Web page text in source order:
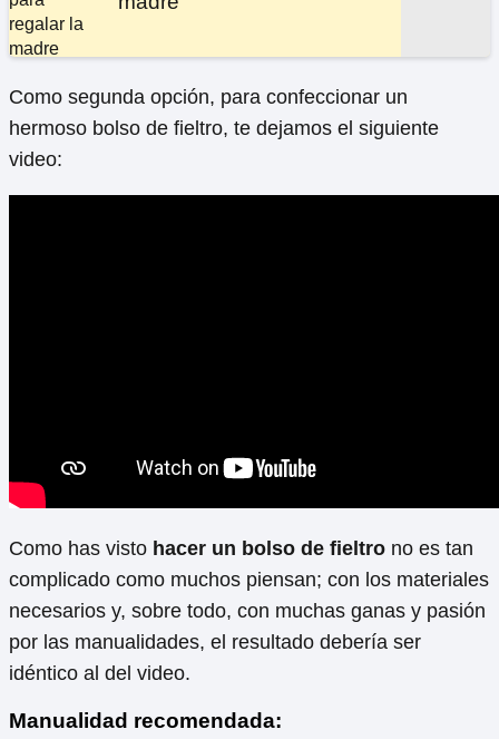
Como segunda opción, para confeccionar un
hermoso bolso de fieltro, te dejamos el siguiente
video:
Como has visto hacer un bolso de fieltro no es tan
complicado como muchos piensan; con los materiales
necesarios y, sobre todo, con muchas ganas y pasión
por las manualidades, el resultado debería ser
idéntico al del video.
Manualidad recomendada: